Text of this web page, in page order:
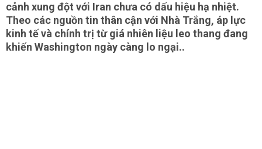
cảnh xung đột với Iran chưa có dấu hiệu hạ nhiệt.
Theo các nguồn tin thân cận với Nhà Trắng, áp lực
kinh tế và chính trị từ giá nhiên liệu leo thang đang
khiến Washington ngày càng lo ngại..